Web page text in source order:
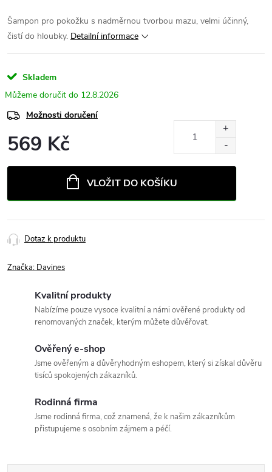
Šampon pro pokožku s nadměrnou tvorbou mazu, velmi účinný,
čistí do hloubky. Detailní informace
Skladem
12.8.2026
Možnosti doručení
569 Kč
VLOŽIT DO KOŠÍKU
Dotaz k produktu
Značka: Davines
Kvalitní produkty
Nabízíme pouze vysoce kvalitní a námi ověřené produkty od
renomovaných značek, kterým můžete důvěřovat.
Ověřený e-shop
Jsme ověřeným a důvěryhodným eshopem, který si získal důvěru
tisíců spokojených zákazníků.
Rodinná firma
Jsme rodinná firma, což znamená, že k našim zákazníkům
přistupujeme s osobním zájmem a péčí.